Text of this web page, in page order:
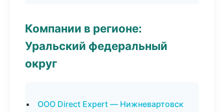
Компании в регионе:
Уральский федеральный
округ
ООО Direct Expert — Нижневартовск